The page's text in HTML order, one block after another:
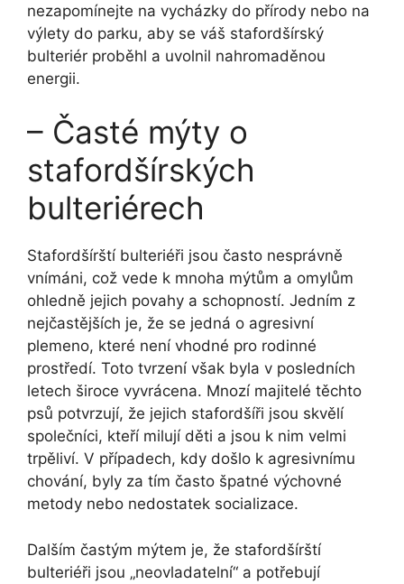
nezapomínejte na vycházky do přírody nebo na
výlety do parku, aby se váš stafordšírský
bulteriér proběhl a uvolnil nahromaděnou
energii.
– Časté mýty o
stafordšírských
bulteriérech
Stafordšírští bulteriéři jsou často nesprávně
vnímáni, což vede k mnoha mýtům a omylům
ohledně jejich povahy a schopností. Jedním z
nejčastějších je, že se jedná o agresivní
plemeno, které není vhodné pro rodinné
prostředí. Toto tvrzení však byla v posledních
letech široce vyvrácena. Mnozí majitelé těchto
psů potvrzují, že jejich stafordšíři jsou skvělí
společníci, kteří milují děti a jsou k nim velmi
trpěliví. V případech, kdy došlo k agresivnímu
chování, byly za tím často špatné výchovné
metody nebo nedostatek socializace.
Dalším častým mýtem je, že stafordšírští
bulteriéři jsou „neovladatelní“ a potřebují